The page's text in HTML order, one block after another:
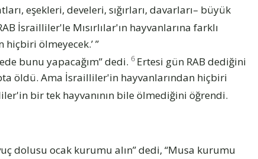
eşekleri, develeri, sığırları, davarları– büyük
İsrailliler'le Mısırlılar'ın hayvanlarına farklı
ölmeyecek.’ ”
bunu yapacağım” dedi. 6 Ertesi gün RAB dediğini
öldü. Ama İsrailliler'in hayvanlarından hiçbiri
bir tek hayvanının bile ölmediğini öğrendi.
dolusu ocak kurumu alın” dedi, “Musa kurumu